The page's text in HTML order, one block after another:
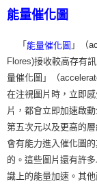
能量催化圖
「 能量催化圖 」（
Flores)接收較高存有
量催化圖」（
在注視圖片時，立即
片，都會立即加速啟
第五次元以及更高的
會有能力進入催化圖
的。這些圖片還有許
識上的能量加速。其